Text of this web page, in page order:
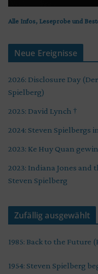
Alle Infos, Leseprobe und
Neue Ereignisse
2026: Disclosure Day
Spielberg)
2025: David Lynch †
2024: Steven Spielbergs
2023: Ke Huy Quan
2023: Indiana Jones and
Steven Spielberg
Zufällig ausgewählt
1985: Back to the Future
1954: Steven Spielberg